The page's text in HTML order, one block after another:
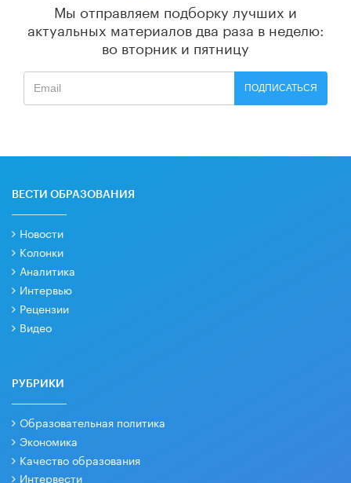
Мы отправляем подборку лучших и
актуальных материалов два раза в неделю:
во вторник и пятницу
ПОДПИСАТЬСЯ
ВЕСТИ ОБРАЗОВАНИЯ
Новости
Колонки
Аналитика
Интервью
Рецензии
Видео
РУБРИКИ
Образовательная политика
Экономика
Качество образования
Интервести